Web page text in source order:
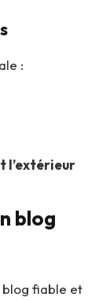
:
l’extérieur
blog
blog fiable et